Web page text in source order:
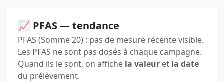
📈 PFAS — tendance
PFAS (Somme 20) : pas de mesure récente visible.
Les PFAS ne sont pas dosés à chaque campagne.
Quand ils le sont, on affiche la valeur et la date
du prélèvement.